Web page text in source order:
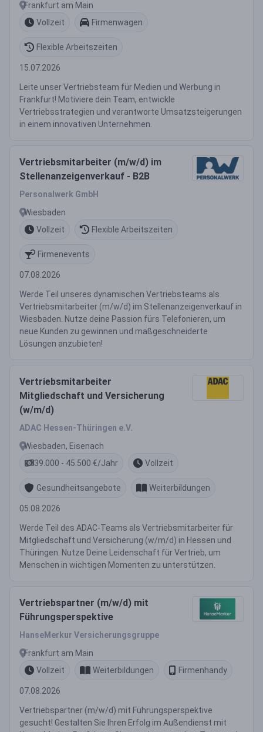
Frankfurt am Main
Vollzeit
Firmenwagen
Flexible Arbeitszeiten
15.07.2026
Leite unser Vertriebsteam für Medien und Werbung in
Frankfurt! Motiviere dein Team, entwickle
Vertriebsstrategien und verantworte Umsatzsteigerungen
in einem innovativen Unternehmen.
Vertriebsmitarbeiter (m/w/d) im
Stellenanzeigenverkauf - B2B
Personalwerk GmbH
Wiesbaden
Vollzeit
Flexible Arbeitszeiten
Firmenevents
07.08.2026
Werde Teil unseres dynamischen Vertriebsteams als
Vertriebsmitarbeiter (m/w/d) im Stellenanzeigenverkauf in
Wiesbaden. Nutze deine Passion fürs Telefonieren, um
neue Kunden zu gewinnen und maßgeschneiderte
Lösungen anzubieten!
Vertriebsmitarbeiter
Mitgliedschaft und Versicherung
(w/m/d)
ADAC Hessen-Thüringen e.V.
Wiesbaden, Eisenach
39.000 - 45.500 €/Jahr
Vollzeit
Gesundheitsangebote Weiterbildungen
05.08.2026
Werde Teil des ADAC-Teams als Vertriebsmitarbeiter für
Mitgliedschaft und Versicherung (w/m/d) in Hessen und
Thüringen. Nutze Deine Leidenschaft für Vertrieb, um
Menschen in wichtigen Momenten zu unterstützen.
Vertriebspartner (m/w/d) mit
Führungsperspektive
HanseMerkur Versicherungsgruppe
Frankfurt am Main
Vollzeit
Weiterbildungen Firmenhandy
07.08.2026
Vertriebspartner (m/w/d) mit Führungsperspektive
gesucht! Gestalten Sie Ihren Erfolg im Außendienst mit